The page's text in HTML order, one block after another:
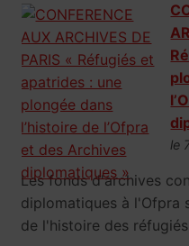
le
Les fonds d'archives
diplomatiques à l'Ofpra
de l'histoire des